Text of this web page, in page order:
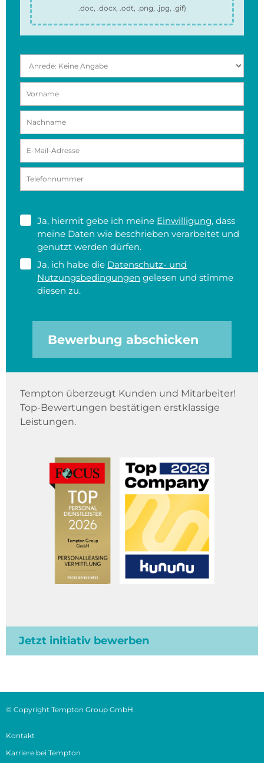
.doc, .docx, .odt, .png, .jpg, .gif)
Ja, hiermit gebe ich meine Einwilligung, dass
meine Daten wie beschrieben verarbeitet und
genutzt werden dürfen.
Ja, ich habe die Datenschutz- und
Nutzungsbedingungen gelesen und stimme
diesen zu.
Bewerbung abschicken
Tempton überzeugt Kunden und Mitarbeiter!
Top-Bewertungen bestätigen erstklassige
Leistungen.
Jetzt initiativ bewerben
© Copyright Tempton Group GmbH
Kontakt
Karriere bei Tempton